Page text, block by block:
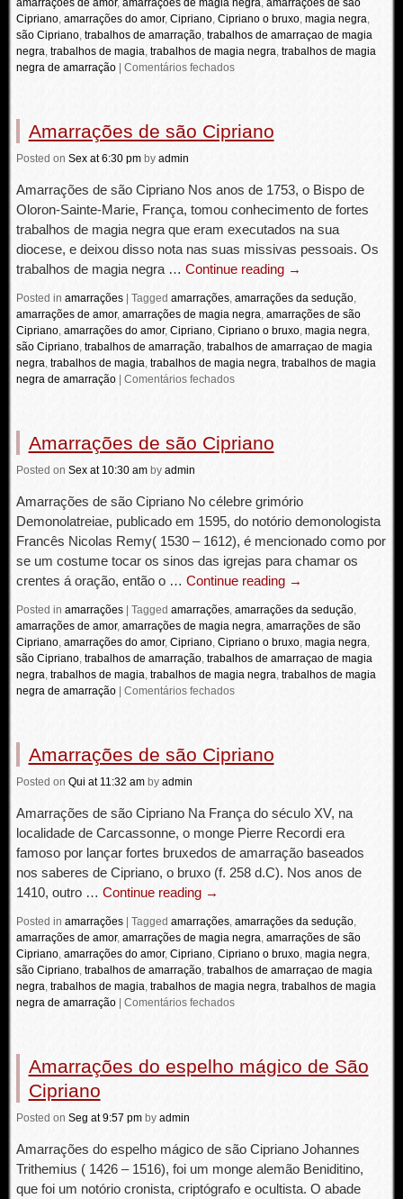
amarrações de amor, amarrações de magia negra, amarrações de são
Cipriano, amarrações do amor, Cipriano, Cipriano o bruxo, magia negra,
são Cipriano, trabalhos de amarração, trabalhos de amarraçao de magia
negra, trabalhos de magia, trabalhos de magia negra, trabalhos de magia
negra de amarração
Comentários fechados
Amarrações de são Cipriano
Posted on Sex at 6:30 pm by admin
Amarrações de são Cipriano Nos anos de 1753, o Bispo de
Oloron-Sainte-Marie, França, tomou conhecimento de fortes
trabalhos de magia negra que eram executados na sua
diocese, e deixou disso nota nas suas missivas pessoais. Os
trabalhos de magia negra … Continue reading →
Posted in amarrações Tagged amarrações, amarrações da sedução,
amarrações de amor, amarrações de magia negra, amarrações de são
Cipriano, amarrações do amor, Cipriano, Cipriano o bruxo, magia negra,
são Cipriano, trabalhos de amarração, trabalhos de amarraçao de magia
negra, trabalhos de magia, trabalhos de magia negra, trabalhos de magia
negra de amarração
Comentários fechados
Amarrações de são Cipriano
Posted on Sex at 10:30 am by admin
Amarrações de são Cipriano No célebre grimório
Demonolatreiae, publicado em 1595, do notório demonologista
Francês Nicolas Remy( 1530 – 1612), é mencionado como por
se um costume tocar os sinos das igrejas para chamar os
crentes á oração, então o … Continue reading →
Posted in amarrações Tagged amarrações, amarrações da sedução,
amarrações de amor, amarrações de magia negra, amarrações de são
Cipriano, amarrações do amor, Cipriano, Cipriano o bruxo, magia negra,
são Cipriano, trabalhos de amarração, trabalhos de amarraçao de magia
negra, trabalhos de magia, trabalhos de magia negra, trabalhos de magia
negra de amarração
Comentários fechados
Amarrações de são Cipriano
Posted on Qui at 11:32 am by admin
Amarrações de são Cipriano Na França do século XV, na
localidade de Carcassonne, o monge Pierre Recordi era
famoso por lançar fortes bruxedos de amarração baseados
nos saberes de Cipriano, o bruxo (f. 258 d.C). Nos anos de
1410, outro … Continue reading →
Posted in amarrações Tagged amarrações, amarrações da sedução,
amarrações de amor, amarrações de magia negra, amarrações de são
Cipriano, amarrações do amor, Cipriano, Cipriano o bruxo, magia negra,
são Cipriano, trabalhos de amarração, trabalhos de amarraçao de magia
negra, trabalhos de magia, trabalhos de magia negra, trabalhos de magia
negra de amarração
Comentários fechados
Amarrações do espelho mágico de São
Cipriano
Posted on Seg at 9:57 pm by admin
Amarrações do espelho mágico de são Cipriano Johannes
Trithemius ( 1426 – 1516), foi um monge alemão Beniditino,
que foi um notório cronista, criptógrafo e ocultista. O abade